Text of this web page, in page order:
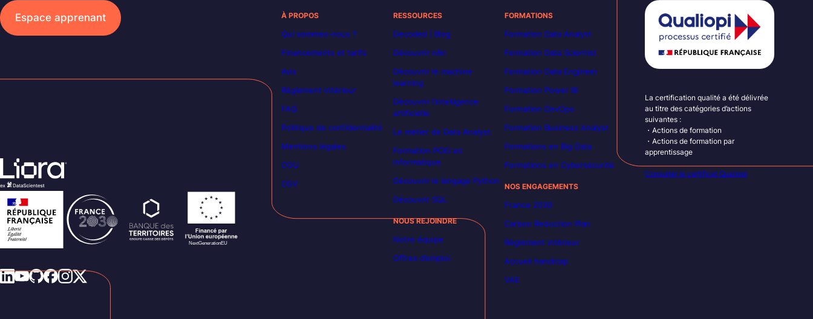
Espace apprenant À PROPOS
Qui sommes-nous ?
Financements et tarifs
Avis
Règlement intérieur
FAQ
Politique de confidentialité
Mentions légales
CGU
CGV
RESSOURCES
Decoded | Blog
Découvrir n8n
Découvrir le machine
learning
Découvrir l’intelligence
artificielle
Le métier de Data Analyst
Formation POEI en
informatique
Découvrir le langage Python
Découvrir SQL
NOUS REJOINDRE
Notre équipe
Offres d’emploi
FORMATIONS
Formation Data Analyst
Formation Data Scientist
Formation Data Engineer
Formation Power BI
Formation DevOps
Formation Business Analyst
Formations en Big Data
Formations en Cybersécurité
NOS ENGAGEMENTS
France 2030
Carbon Reduction Plan
Règlement intérieur
Accueil handicap
VAE
La certification qualité a été délivrée
au titre des catégories d’actions
suivantes :
・Actions de formation
・Actions de formation par
apprentissage
Consulter le certificat Qualiopi